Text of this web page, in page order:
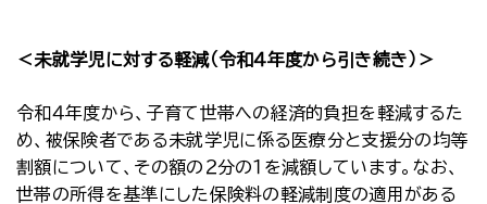
＜未就学児に対する軽減（令和４年度から引き続き）＞
令和４年度から、子育て世帯への経済的負担を軽減するた
め、被保険者である未就学児に係る医療分と支援分の均等
割額について、その額の２分の１を減額しています。なお、
世帯の所得を基準にした保険料の軽減制度の適用がある